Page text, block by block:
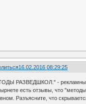
16.02.2016 08:29:25
РАЗВЕДШКОЛ." -
есть отзывы, что
Разъясните, что